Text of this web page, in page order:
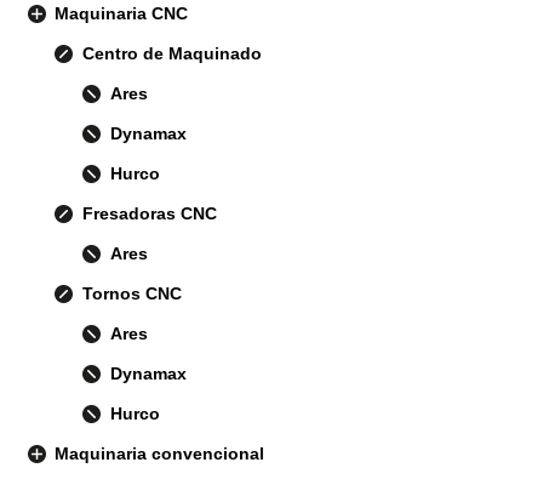
Maquinaria CNC
Centro de Maquinado
Ares
Dynamax
Hurco
Fresadoras CNC
Ares
Tornos CNC
Ares
Dynamax
Hurco
Maquinaria convencional